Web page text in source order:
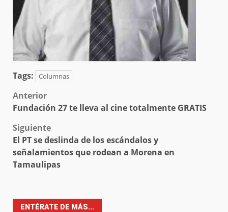
Tags: Columnas
Post
Anterior
Fundación 27 te lleva al cine totalmente GRATIS
Siguiente
El PT se deslinda de los escándalos y
señalamientos que rodean a Morena en
Tamaulipas
ENTÉRATE DE MÁS...